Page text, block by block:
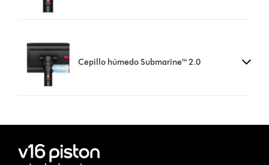
Cepillo húmedo Submarine™ 2.0